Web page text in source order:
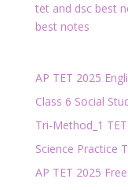
tet and dsc best
best notes
AP TET 2025
Class 6 Social
Tri-Method_1
Science Practice
AP TET 2025